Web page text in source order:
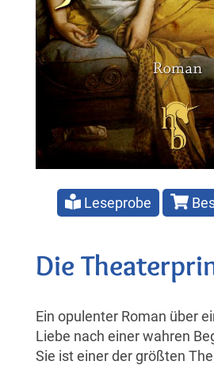
Leseprobe
Die
Ein opulenter Roman über
Liebe nach einer wahren
Sie ist einer der größten